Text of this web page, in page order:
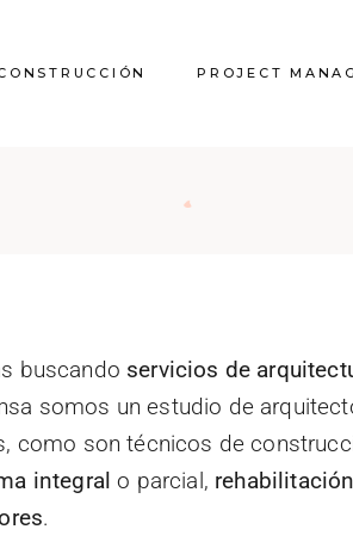
PROJECT
buscando servicios de
somos un estudio de
como son técnicos de
integral o parcial,
.